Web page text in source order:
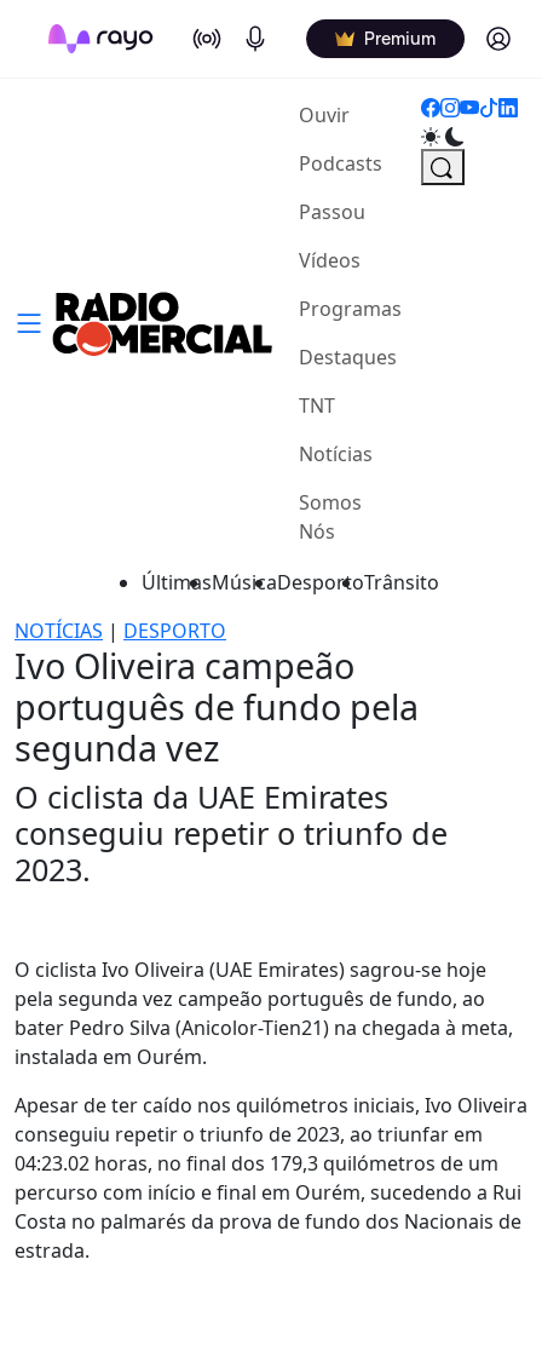
On Air Podcasts Premium Log in
Ouvir(current)
Podcasts
Passou
Vídeos
Programas
Destaques
TNT
Notícias
Somos
Nós
ÚltimasMúsicaDesportoTrânsito
NOTÍCIAS | DESPORTO
Ivo Oliveira campeão
português de fundo pela
segunda vez
O ciclista da UAE Emirates
conseguiu repetir o triunfo de
2023.
O ciclista Ivo Oliveira (UAE Emirates) sagrou-se hoje
pela segunda vez campeão português de fundo, ao
bater Pedro Silva (Anicolor-Tien21) na chegada à meta,
instalada em Ourém.
Apesar de ter caído nos quilómetros iniciais, Ivo Oliveira
conseguiu repetir o triunfo de 2023, ao triunfar em
04:23.02 horas, no final dos 179,3 quilómetros de um
percurso com início e final em Ourém, sucedendo a Rui
Costa no palmarés da prova de fundo dos Nacionais de
estrada.